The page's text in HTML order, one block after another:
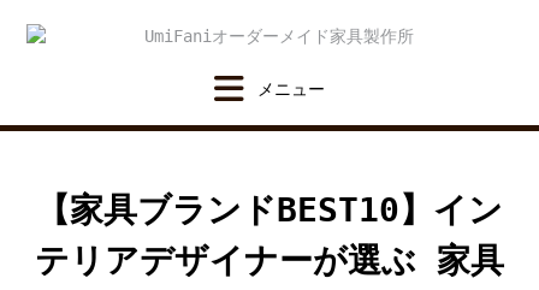
【家具ブランドBEST10】イン
テリアデザイナーが選ぶ 家具